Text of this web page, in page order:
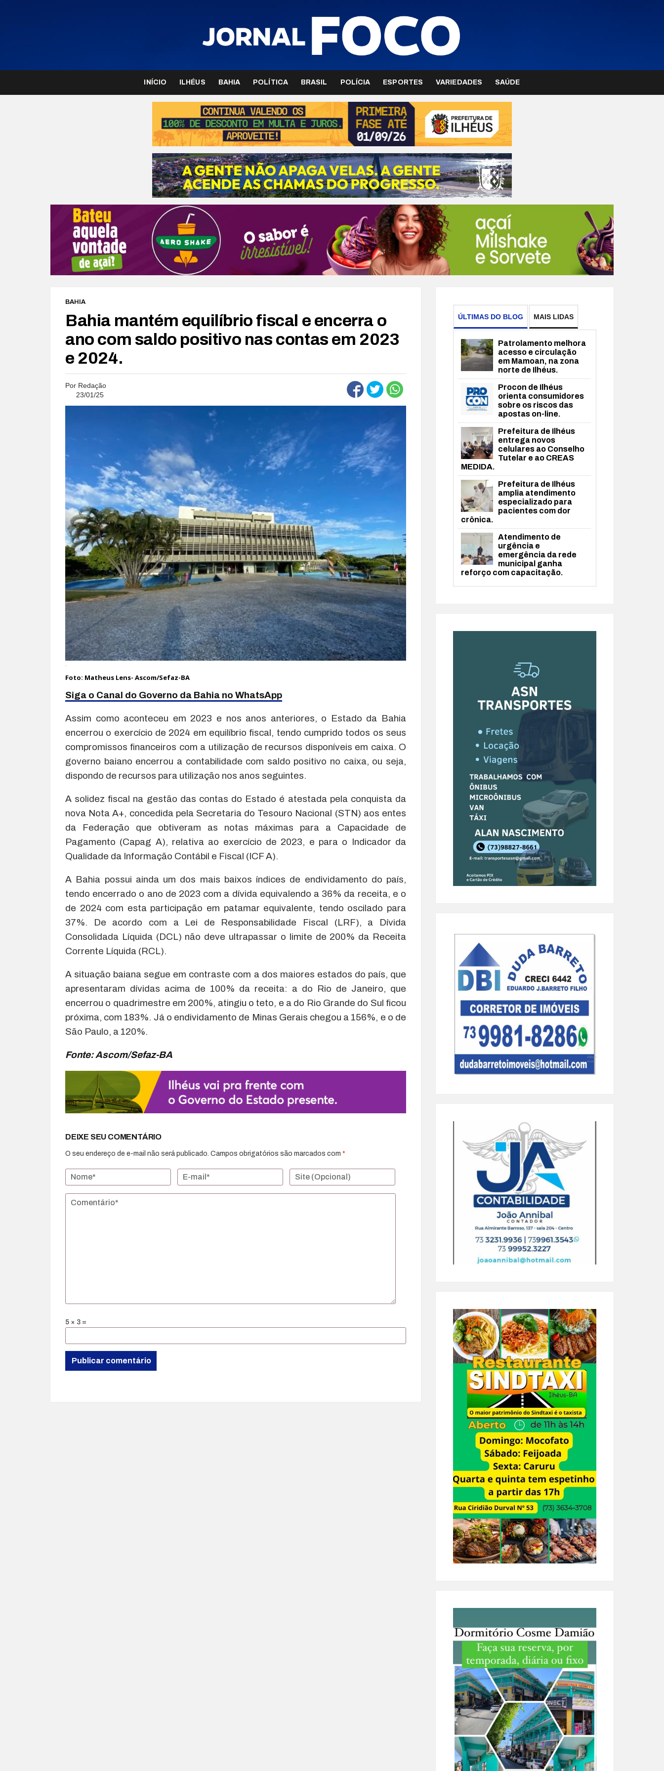
INÍCIO ILHÉUS BAHIA POLÍTICA BRASIL POLÍCIA ESPORTES VARIEDADES SAÚDE
BAHIA
Bahia mantém equilíbrio fiscal e encerra o
ano com saldo positivo nas contas em 2023
e 2024.
Por Redação
23/01/25
.
Foto: Matheus Lens- Ascom/Sefaz-BA
Siga o Canal do Governo da Bahia no WhatsApp
Assim como aconteceu em 2023 e nos anos anteriores, o Estado da Bahia
encerrou o exercício de 2024 em equilíbrio fiscal, tendo cumprido todos os seus
compromissos financeiros com a utilização de recursos disponíveis em caixa. O
governo baiano encerrou a contabilidade com saldo positivo no caixa, ou seja,
dispondo de recursos para utilização nos anos seguintes.
A solidez fiscal na gestão das contas do Estado é atestada pela conquista da
nova Nota A+, concedida pela Secretaria do Tesouro Nacional (STN) aos entes
da Federação que obtiveram as notas máximas para a Capacidade de
Pagamento (Capag A), relativa ao exercício de 2023, e para o Indicador da
Qualidade da Informação Contábil e Fiscal (ICF A).
A Bahia possui ainda um dos mais baixos índices de endividamento do país,
tendo encerrado o ano de 2023 com a dívida equivalendo a 36% da receita, e o
de 2024 com esta participação em patamar equivalente, tendo oscilado para
37%. De acordo com a Lei de Responsabilidade Fiscal (LRF), a Dívida
Consolidada Líquida (DCL) não deve ultrapassar o limite de 200% da Receita
Corrente Líquida (RCL).
A situação baiana segue em contraste com a dos maiores estados do país, que
apresentaram dívidas acima de 100% da receita: a do Rio de Janeiro, que
encerrou o quadrimestre em 200%, atingiu o teto, e a do Rio Grande do Sul ficou
próxima, com 183%. Já o endividamento de Minas Gerais chegou a 156%, e o de
São Paulo, a 120%.
Fonte: Ascom/Sefaz-BA
DEIXE SEU COMENTÁRIO
O seu endereço de e-mail não será publicado. Campos obrigatórios são marcados com *
5 × 3 =
ÚLTIMAS DO BLOG MAIS LIDAS
Patrolamento melhora
acesso e circulação
em Mamoan, na zona
norte de Ilhéus.
Procon de Ilhéus
orienta consumidores
sobre os riscos das
apostas on-line.
Prefeitura de Ilhéus
entrega novos
celulares ao Conselho
Tutelar e ao CREAS
MEDIDA.
Prefeitura de Ilhéus
amplia atendimento
especializado para
pacientes com dor
crônica.
Atendimento de
urgência e
emergência da rede
municipal ganha
reforço com capacitação.